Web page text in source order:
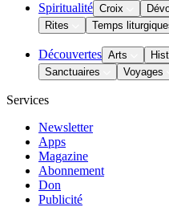
Spiritualité Croix
Rites
Temps
Découvertes Arts
Sanctuaires
Voyages
Services
Newsletter
Apps
Magazine
Abonnement
Don
Publicité